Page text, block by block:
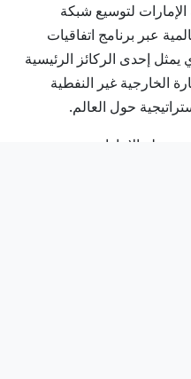
لتوسيع شبكة
عبر برنامج اتفاقيات
يمثل إحدى الركائز الرئيسية
الخارجية غير النفطية
حول العالم.
دولة الإمارات وجمهورية